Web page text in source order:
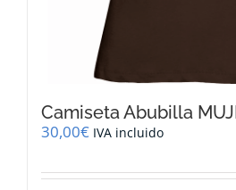
Camiseta Abubilla
30,00€ IVA incluido